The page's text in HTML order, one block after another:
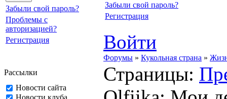
Забыли свой пароль?
Проблемы с
авторизацией?
Регистрация
Рассылки
Новости сайта
Новости клуба
Забыли свой пароль?
Регистрация
Войти
Форумы » Кукольная страна »
Страницы: